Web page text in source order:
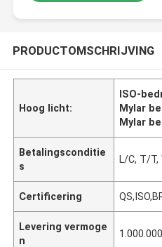
PRODUCTOMSCHRIJVING
Hoog licht:
ISO-
Mylar
Mylar
Betalingsconditie
s
L/C, T/T,
Certificering
Levering vermoge
n